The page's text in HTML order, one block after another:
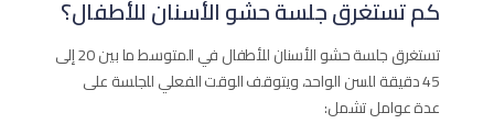
كم تستغرق جلسة حشو الأسنان للأطفال؟
تستغرق جلسة حشو الأسنان للأطفال في المتوسط ما بين 20 إلى
45 دقيقة للسن الواحد، ويتوقف الوقت الفعلي للجلسة على
عدة عوامل تشمل: